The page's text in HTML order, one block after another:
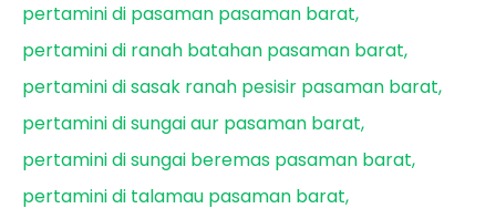
pertamini di pasaman pasaman barat
pertamini di ranah batahan pasaman barat
pertamini di sasak ranah pesisir pasaman barat
pertamini di sungai aur pasaman barat
pertamini di sungai beremas pasaman barat
pertamini di talamau pasaman barat